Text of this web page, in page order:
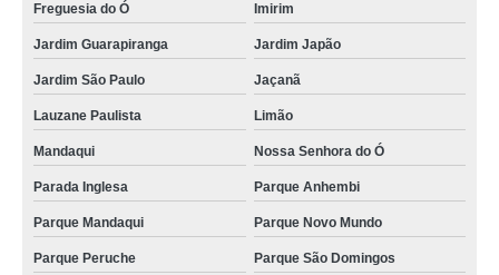
Freguesia do Ó Imirim
Jardim Guarapiranga Jardim Japão
Jardim São Paulo Jaçanã
Lauzane Paulista Limão
Mandaqui Nossa Senhora do Ó
Parada Inglesa Parque Anhembi
Parque Mandaqui Parque Novo Mundo
Parque Peruche Parque São Domingos